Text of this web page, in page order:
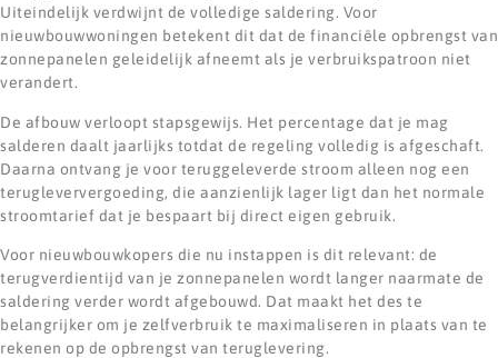
Uiteindelijk verdwijnt de volledige saldering. Voor
nieuwbouwwoningen betekent dit dat de financiële opbrengst van
zonnepanelen geleidelijk afneemt als je verbruikspatroon niet
verandert.
De afbouw verloopt stapsgewijs. Het percentage dat je mag
salderen daalt jaarlijks totdat de regeling volledig is afgeschaft.
Daarna ontvang je voor teruggeleverde stroom alleen nog een
terugleververgoeding, die aanzienlijk lager ligt dan het normale
stroomtarief dat je bespaart bij direct eigen gebruik.
Voor nieuwbouwkopers die nu instappen is dit relevant: de
terugverdientijd van je zonnepanelen wordt langer naarmate de
saldering verder wordt afgebouwd. Dat maakt het des te
belangrijker om je zelfverbruik te maximaliseren in plaats van te
rekenen op de opbrengst van teruglevering.